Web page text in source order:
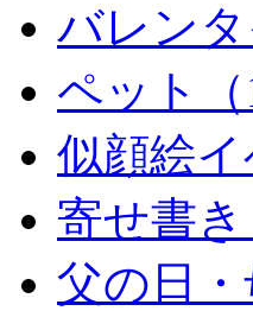
バレン
ペット（
似顔絵
寄せ書き
父の日